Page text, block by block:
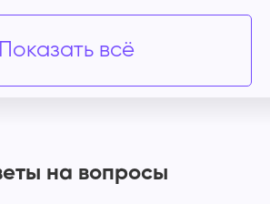
Показать всё
на вопросы